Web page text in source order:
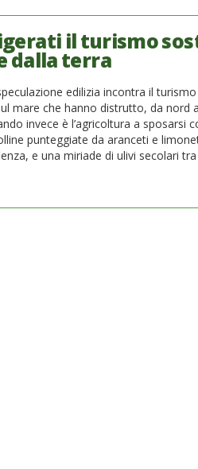
il turismo
dalla terra
edilizia incontra il
mare che hanno distrutto, da nord
invece è l’agricoltura a sposarsi
punteggiate da aranceti e
e una miriade di ulivi secolari